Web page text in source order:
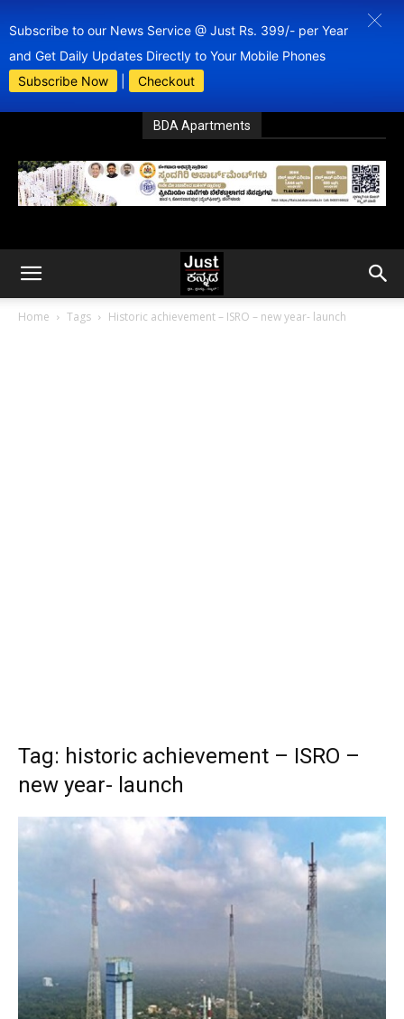
Subscribe to our News Service @ Just Rs. 399/- per Year
and Get Daily Updates Directly to Your Mobile Phones
Subscribe Now
Checkout
BDA Apartments
Home Tags Historic achievement – ISRO – new year- launch
Tag: historic achievement – ISRO –
new year- launch